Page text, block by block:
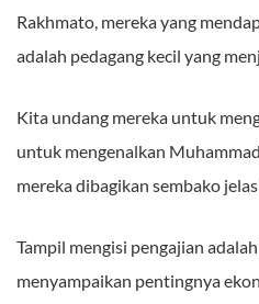
Rakhmato, mereka yang
adalah pedagang kecil yang
Kita undang mereka untuk
untuk mengenalkan
mereka dibagikan sembako
Tampil mengisi pengajian
menyampaikan pentingnya